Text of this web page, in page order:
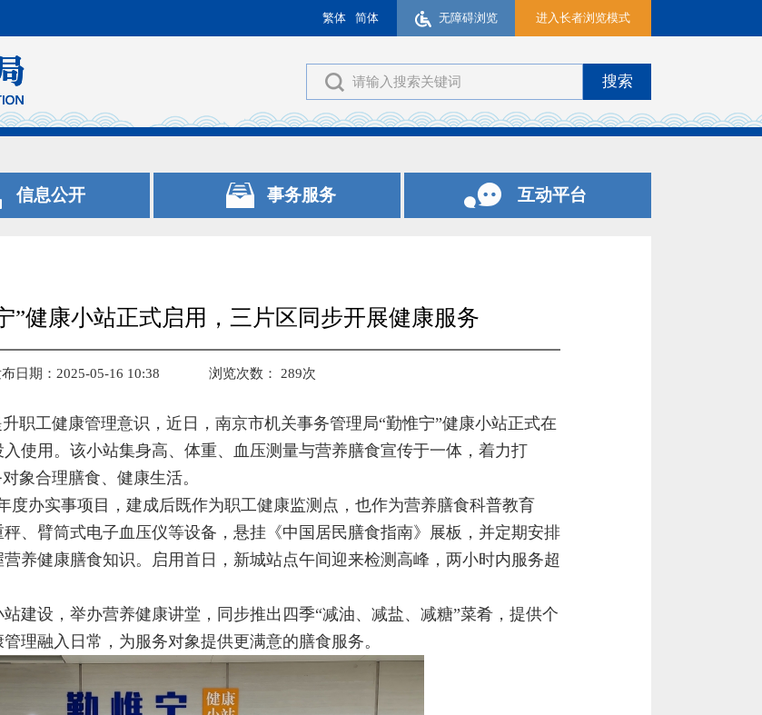
繁体 简体 无障碍浏览 进入长者浏览模式
信息公开 事务服务 互动平台
”健康小站正式启用，三片区同步开展健康服务
日期：2025-05-16 10:38 浏览次数： 289次
职工健康管理意识，近日，南京市机关事务管理局“勤惟宁”健康小站正式在
使用。该小站集身高、体重、血压测量与营养膳食宣传于一体，着力打
象合理膳食、健康生活。
度办实事项目，建成后既作为职工健康监测点，也作为营养膳食科普教育
、臂筒式电子血压仪等设备，悬挂《中国居民膳食指南》展板，并定期安排
养健康膳食知识。启用首日，新城站点午间迎来检测高峰，两小时内服务超
建设，举办营养健康讲堂，同步推出四季“减油、减盐、减糖”菜肴，提供个
理融入日常，为服务对象提供更满意的膳食服务。